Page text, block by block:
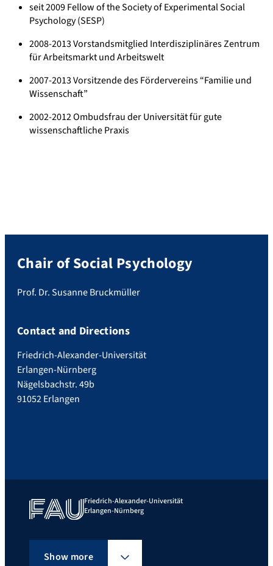
seit 2009 Fellow of the Society of Experimental Social
Psychology (SESP)
2008-2013 Vorstandsmitglied Interdisziplinäres Zentrum
für Arbeitsmarkt und Arbeitswelt
2007-2013 Vorsitzende des Fördervereins “Familie und
Wissenschaft”
2002-2012 Ombudsfrau der Universität für gute
wissenschaftliche Praxis
Chair of Social Psychology
Prof. Dr. Susanne Bruckmüller
Contact and Directions
Friedrich-Alexander-Universität
Erlangen-Nürnberg
Nägelsbachstr. 49b
91052 Erlangen
Friedrich-Alexander-Universität
Erlangen-Nürnberg
Show more